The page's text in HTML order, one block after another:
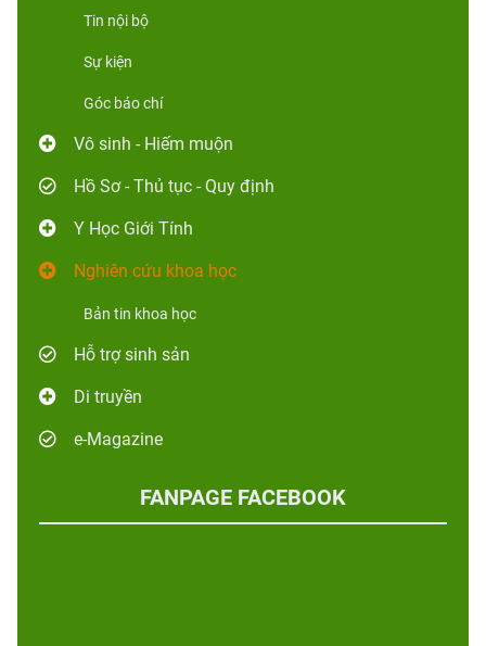
Tin nội bộ
Sự kiện
Góc báo chí
Vô sinh - Hiếm muộn
Hồ Sơ - Thủ tục - Quy định
Y Học Giới Tính
Nghiên cứu khoa học
Bản tin khoa học
Hỗ trợ sinh sản
Di truyền
e-Magazine
FANPAGE FACEBOOK